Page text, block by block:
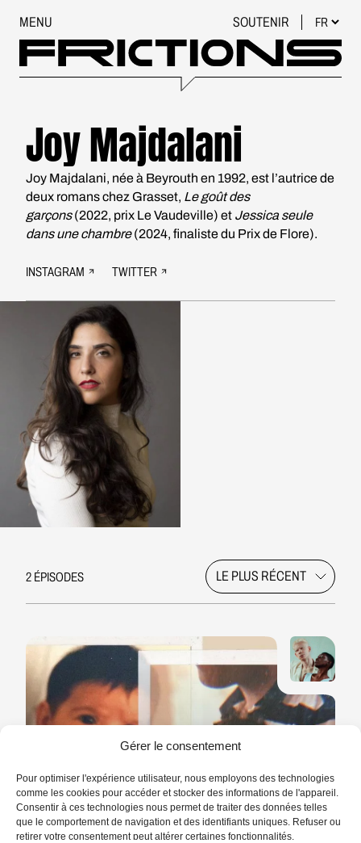
Gérer le consentement
Pour optimiser l'expérience utilisateur, nous employons des technologies
comme les cookies pour accéder et stocker des informations de l'appareil.
Consentir à ces technologies nous permet de traiter des données telles
que le comportement de navigation et des identifiants uniques. Refuser ou
retirer votre consentement peut altérer certaines fonctionnalités.
MENU SOUTENIR
Joy Majdalani
Joy Majdalani, née à Beyrouth en 1992, est l’autrice de
deux romans chez Grasset, Le goût des
garçons(2022, prix Le Vaudeville) et Jessica seule
dans une chambre(2024, finaliste du Prix de Flore).
INSTAGRAM TWITTER
2 ÉPISODES
21 MIN.
L'Américain